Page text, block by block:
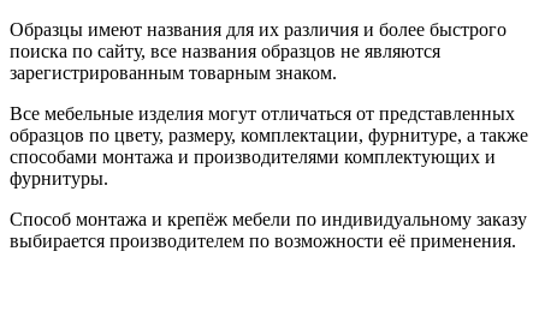
Образцы имеют названия для их различия и более быстрого
поиска по сайту, все названия образцов не являются
зарегистрированным товарным знаком.
Все мебельные изделия могут отличаться от представленных
образцов по цвету, размеру, комплектации, фурнитуре, а также
способами монтажа и производителями комплектующих и
фурнитуры.
Способ монтажа и крепёж мебели по индивидуальному заказу
выбирается производителем по возможности её применения.